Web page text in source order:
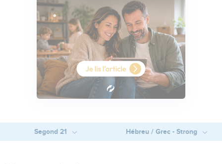
Segond 21 Hébreu / Grec - Strong